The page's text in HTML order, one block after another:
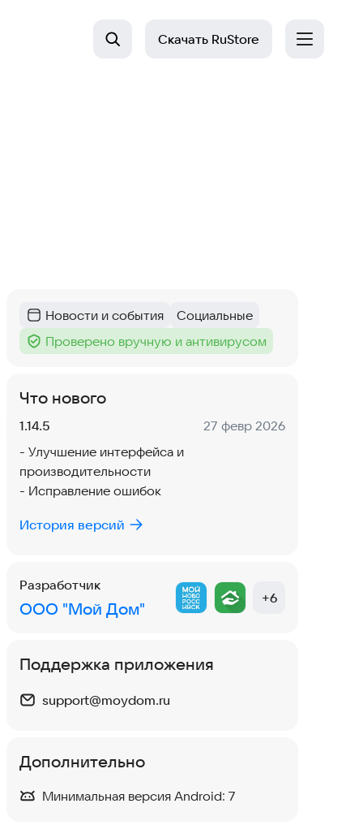
Скачать RuStore
Категория :
Новости и события
Тег:
Социальные
Тег :
Проверено вручную и антивирусом
Что нового
Версия:
1.14.5 Дата:
27 февр 2026
- Улучшение интерфейса и
производительности
- Исправление ошибок
История версий
Разработчик
ООО "Мой Дом"
+6
Поддержка приложения
support@moydom.ru
Дополнительно
Минимальная версия Android: 7